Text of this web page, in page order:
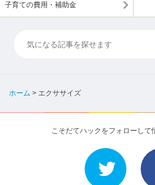
子育ての費用・補助金
ホーム > エクササイズ
こそだてハックをフォローして